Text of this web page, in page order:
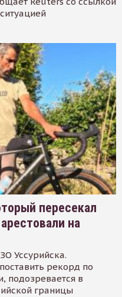
пересекал
на
Уссурийска.
рекорд по
подозревается в
границы